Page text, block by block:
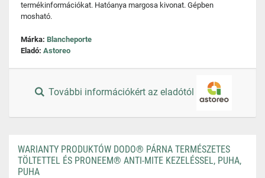
termékinformációkat. Hatóanya margosa kivonat. Gépben
mosható.
Márka: Blancheporte
Eladó: Astoreo
További információkért az eladótól
WARIANTY PRODUKTÓW DODO® PÁRNA TERMÉSZETES
TÖLTETTEL ÉS PRONEEM® ANTI-MITE KEZELÉSSEL, PUHA,
PUHA